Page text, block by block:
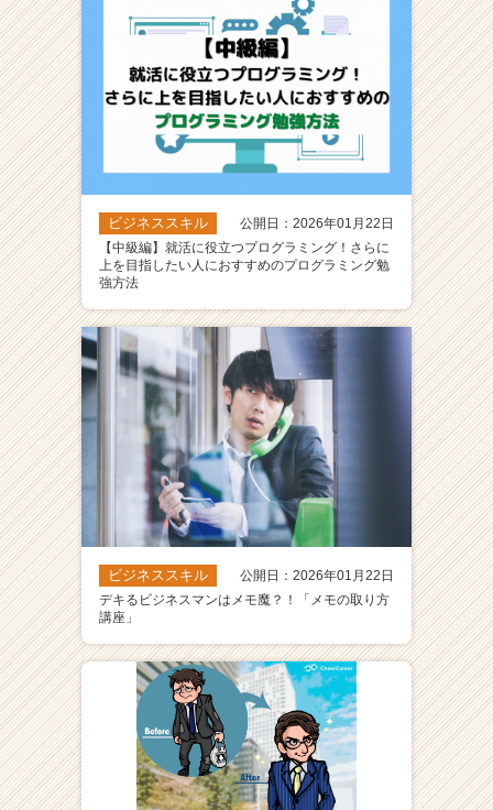
ビジネススキル
公開日：2026年01月22日
【中級編】就活に役立つプログラミング！さらに
上を目指したい人におすすめのプログラミング勉
強方法
ビジネススキル
公開日：2026年01月22日
デキるビジネスマンはメモ魔？！「メモの取り方
講座」